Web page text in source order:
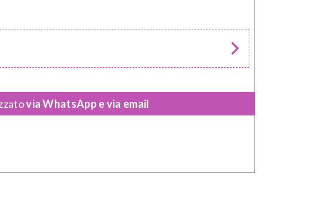
via WhatsApp e via email